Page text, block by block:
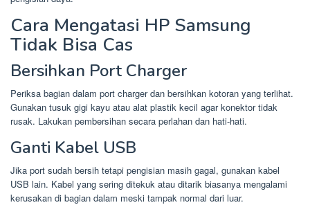
Cara Mengatasi HP Samsung
Tidak Bisa Cas
Bersihkan Port Charger
Periksa bagian dalam port charger dan bersihkan kotoran yang terlihat.
Gunakan tusuk gigi kayu atau alat plastik kecil agar konektor tidak
rusak. Lakukan pembersihan secara perlahan dan hati-hati.
Ganti Kabel USB
Jika port sudah bersih tetapi pengisian masih gagal, gunakan kabel
USB lain. Kabel yang sering ditekuk atau ditarik biasanya mengalami
kerusakan di bagian dalam meski tampak normal dari luar.